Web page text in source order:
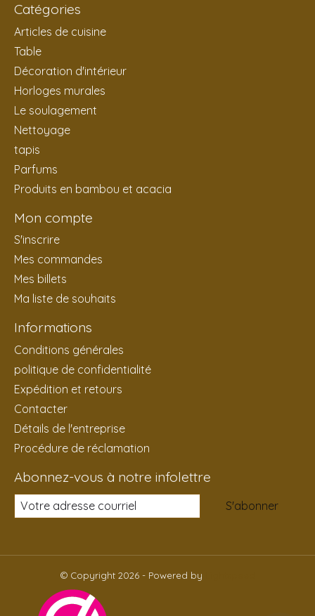
Catégories
Articles de cuisine
Table
Décoration d'intérieur
Horloges murales
Le soulagement
Nettoyage
tapis
Parfums
Produits en bambou et acacia
Mon compte
S'inscrire
Mes commandes
Mes billets
Ma liste de souhaits
Informations
Conditions générales
politique de confidentialité
Expédition et retours
Contacter
Détails de l'entreprise
Procédure de réclamation
Abonnez-vous à notre infolettre
S'abonner
© Copyright 2026 - Powered by